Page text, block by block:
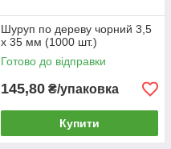
Шуруп по дереву чорний 3,5
х 35 мм (1000 шт.)
Готово до відправки
145,80 ₴/упаковка
Купити